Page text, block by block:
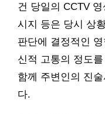
건 당일의 CCTV
시지 등은 당시 상
판단에 결정적인
신적 고통의 정도
함께 주변인의 진
다.